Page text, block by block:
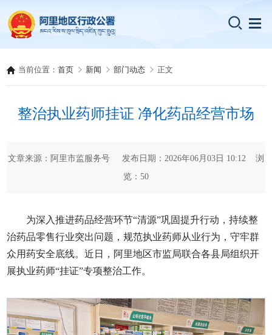
当前位置：首页 新闻 部门动态 正文
整治执业药师挂证 净化药品经营市场
文章来源：阿里市监服务号 发布日期：2026年06月03日 10:12 浏
览： 50
为深入推进药品经营环节“清源”巩固提升行动，持续整
治药品零售行业突出问题，规范执业药师从业行为，守牢群
众用药安全底线。近日，阿里地区市监局联合各县局组织开
展执业药师“挂证”专项整治工作。